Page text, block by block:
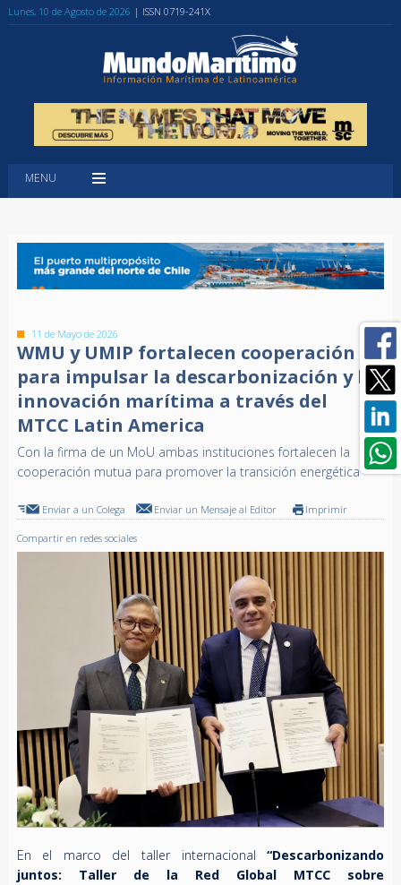
Lunes, 10 de Agosto de 2026 | ISSN 0719-241X
MENU
11 de Mayo de 2026
WMU y UMIP fortalecen cooperación
para impulsar la descarbonización y la
innovación marítima a través del
MTCC Latin America
Con la firma de un MoU ambas instituciones fortalecen la
cooperación mutua para promover la transición energética
Enviar a un Colega Enviar un Mensaje al Editor Imprimir
Compartir en redes sociales
En el marco del taller internacional“Descarbonizando
juntos: Taller de la Red Global MTCC sobre